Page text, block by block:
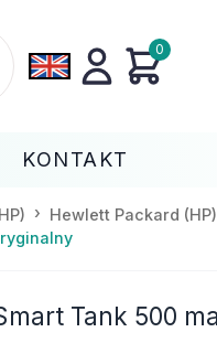
0
KONTAKT
Hewlett Packard
Tank 500